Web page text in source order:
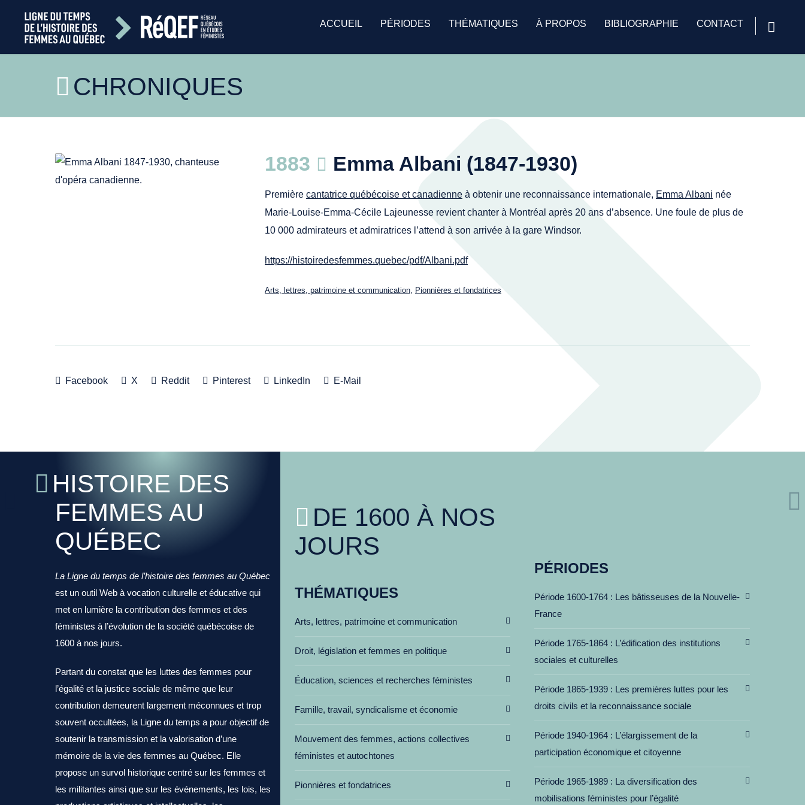
ACCUEIL PÉRIODES THÉMATIQUES À PROPOS BIBLIOGRAPHIE CONTACT
CHRONIQUES
1883 Emma Albani (1847-1930)
Première cantatrice québécoise et canadienne à obtenir une reconnaissance internationale, Emma Albani née
Marie-Louise-Emma-Cécile Lajeunesse revient chanter à Montréal après 20 ans d’absence. Une foule de plus de
10 000 admirateurs et admiratrices l’attend à son arrivée à la gare Windsor.
https://histoiredesfemmes.quebec/pdf/Albani.pdf
Arts, lettres, patrimoine et communication, Pionnières et fondatrices
Facebook X Reddit Pinterest LinkedIn E-Mail
HISTOIRE DES
FEMMES AU
QUÉBEC
La Ligne du temps de l’histoire des femmes au Québec
est un outil Web à vocation culturelle et éducative qui
met en lumière la contribution des femmes et des
féministes à l’évolution de la société québécoise de
1600 à nos jours.
Partant du constat que les luttes des femmes pour
l’égalité et la justice sociale de même que leur
contribution demeurent largement méconnues et trop
souvent occultées, la Ligne du temps a pour objectif de
soutenir la transmission et la valorisation d’une
mémoire de la vie des femmes au Québec. Elle
propose un survol historique centré sur les femmes et
les militantes ainsi que sur les événements, les lois, les
DE 1600 À NOS
JOURS
THÉMATIQUES
Arts, lettres, patrimoine et communication
Droit, législation et femmes en politique
Éducation, sciences et recherches féministes
Famille, travail, syndicalisme et économie
Mouvement des femmes, actions collectives
féministes et autochtones
Pionnières et fondatrices
PÉRIODES
Période 1600-1764
Les bâtisseuses de la Nouvelle-
France
Période 1765-1864
L’édification des institutions
sociales et culturelles
Période 1865-1939
Les premières luttes pour les
droits civils et la reconnaissance sociale
Période 1940-1964
L’élargissement de la
participation économique et citoyenne
Période 1965-1989
La diversification des
mobilisations féministes pour l’égalité